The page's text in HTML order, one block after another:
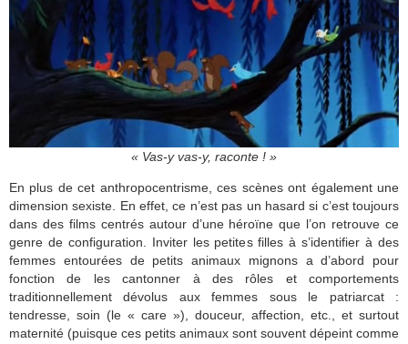
« Vas-y vas-y, raconte ! »
En plus de cet anthropocentrisme, ces scènes ont également une
dimension sexiste. En effet, ce n’est pas un hasard si c’est toujours
dans des films centrés autour d’une héroïne que l’on retrouve ce
genre de configuration. Inviter les petites filles à s’identifier à des
femmes entourées de petits animaux mignons a d’abord pour
fonction de les cantonner à des rôles et comportements
traditionnellement dévolus aux femmes sous le patriarcat :
tendresse, soin (le « care »), douceur, affection, etc., et surtout
maternité (puisque ces petits animaux sont souvent dépeint comme